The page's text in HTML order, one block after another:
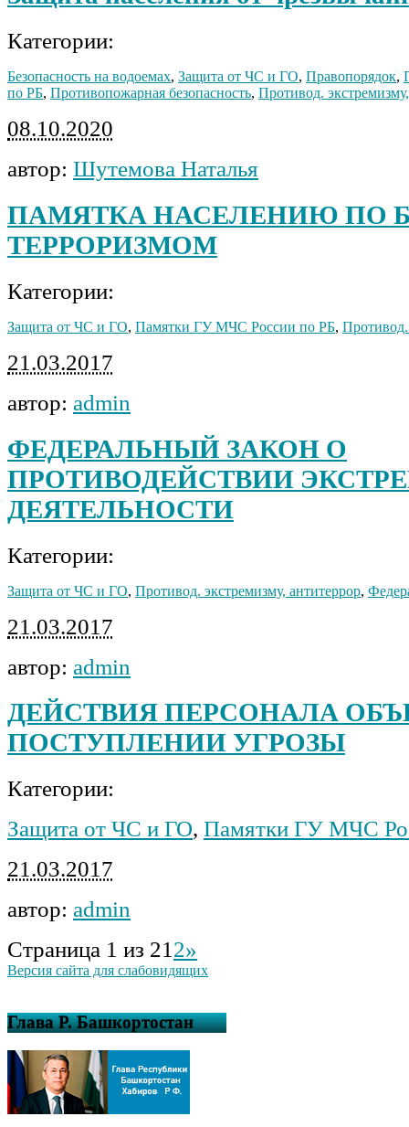
Категории:
Безопасность на водоемах, Защита от ЧС и ГО, Правопорядок,
по РБ, Противопожарная безопасность, Противод.
08.10.2020
автор: Шутемова Наталья
ПАМЯТКА НАСЕЛЕНИЮ ПО
ТЕРРОРИЗМОМ
Категории:
Защита от ЧС и ГО, Памятки ГУ МЧС России по РБ, Противод.
21.03.2017
автор: admin
ФЕДЕРАЛЬНЫЙ ЗАКОН О
ПРОТИВОДЕЙСТВИИ
ДЕЯТЕЛЬНОСТИ
Категории:
Защита от ЧС и ГО, Противод. экстремизму, антитеррор,
21.03.2017
автор: admin
ДЕЙСТВИЯ ПЕРСОНАЛА
ПОСТУПЛЕНИИ УГРОЗЫ
Категории:
Защита от ЧС и ГО, Памятки ГУ МЧС
21.03.2017
автор: admin
Страница 1 из 21 2»
Версия сайта для слабовидящих
Глава Р. Башкортостан